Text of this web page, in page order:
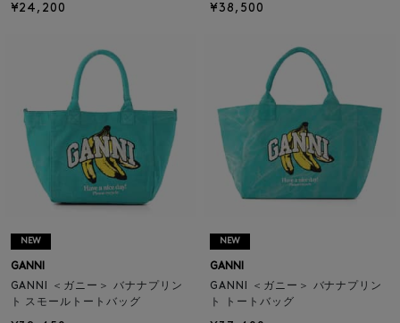
¥24,200 ¥38,500
NEW
GANNI
GANNI ＜ガニー＞ バナナプリン
ト スモールトートバッグ
NEW
GANNI
GANNI ＜ガニー＞ バナナプリン
ト トートバッグ